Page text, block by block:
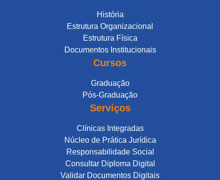
História
Estrutura Organizacional
Estrutura Física
Documentos Institucionais
Cursos
Graduação
Pós-Graduação
Serviços
Clínicas Integradas
Núcleo de Prática Jurídica
Responsabilidade Social
Consultar Diploma Digital
Validar Documentos Digitais